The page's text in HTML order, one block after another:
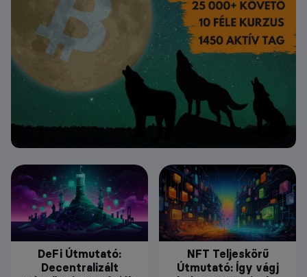
DeFi Útmutató:
Decentralizált
NFT Teljeskörű
Útmutató: Így vágj